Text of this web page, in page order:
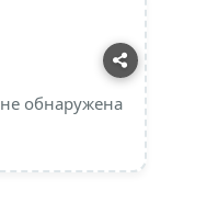
обнаружена